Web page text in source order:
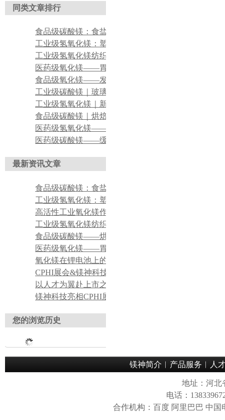
同类文章排行
最新资讯文章
氧化镁在锂电池上的应用
您的浏览历史
镁神简介 ︱ 产品服务 ︱ 人
地址：河北
电话：
合作机构：百度 阿里巴巴 中